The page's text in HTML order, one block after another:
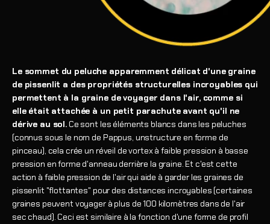
Le sommet du peluche apparemment délicat d'une graine
de pissenlit a des propriétés structurelles incroyables qui
permettent à la graine de voyager dans l'air, comme si
elle était attachée à un petit parachute avant qu'il ne
dérive au sol.Ce sont les éléments blancs dans les peluches
(connus sous le nom de Pappus, unstructure en forme de
pinceau), cela crée un réveil de vortex à faible pression à basse
pression en forme d'anneau derrière la graine. Et c'est cette
action à faible pression de l'air qui aide à garder les graines de
pissenlit "flottantes" pour des distances incroyables (certaines
graines peuvent voyager à plus de 100 kilomètres dans de l'air
sec chaud). Ceci est similaire à la fonction d'une forme de profil